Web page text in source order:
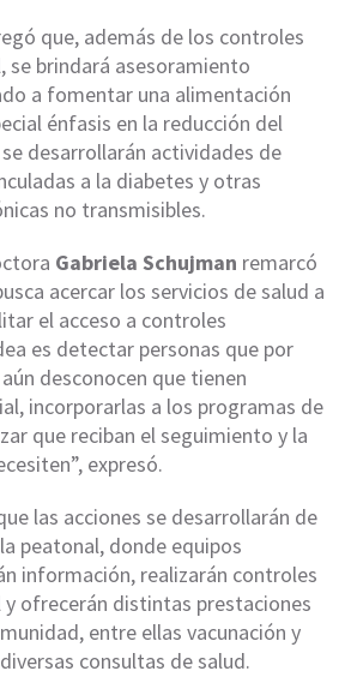
que, además de los controles
se brindará asesoramiento
a fomentar una alimentación
énfasis en la reducción del
desarrollarán actividades de
a la diabetes y otras
no transmisibles.
Gabriela Schujman remarcó
acercar los servicios de salud a
el acceso a controles
es detectar personas que por
desconocen que tienen
incorporarlas a los programas de
que reciban el seguimiento y la
expresó.
las acciones se desarrollarán de
peatonal, donde equipos
información, realizarán controles
ofrecerán distintas prestaciones
entre ellas vacunación y
consultas de salud.